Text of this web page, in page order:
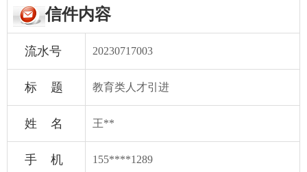
信件内容
流水号 20230717003
标 题 教育类人才引进
姓 名 王**
手 机 155****1289